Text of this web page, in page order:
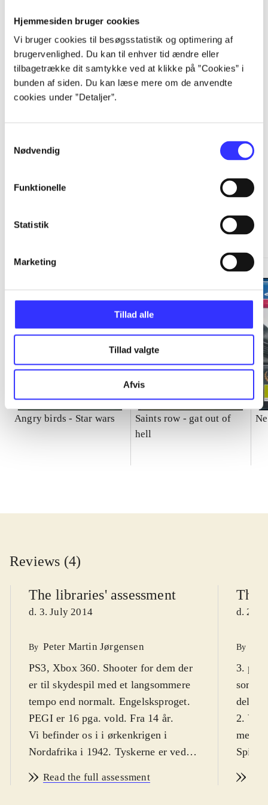
Hjemmesiden bruger cookies
Vi bruger cookies til besøgsstatistik og optimering af
brugervenlighed. Du kan til enhver tid ændre eller
tilbagetrække dit samtykke ved at klikke på ”Cookies” i
bunden af siden. Du kan læse mere om de anvendte
cookies under ”Detaljer”.
Nødvendig
Funktionelle
Statistik
Marketing
Tillad alle
Tillad valgte
Afvis
...
...
...
More like this
Angry birds - Star wars
Saints row - gat out of
hell
Reviews (4)
The libraries' assessment
d. 3. July 2014
By Peter Martin Jørgensen
PS3, Xbox 360. Shooter for dem der
er til skydespil med et langsommere
tempo end normalt. Engelsksproget.
PEGI er 16 pga. vold. Fra 14 år.
Vi befinder os i i ørkenkrigen i
Nordafrika i 1942. Tyskerne er ved at
fåmælte snigskytte Karl Fairbune
Read the full assessment
The
d. 20.
By
3.
som
2.
meget
2014.